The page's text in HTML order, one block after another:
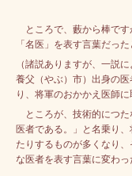
ところで、藪から棒です
「名医」を表す言葉だっ
（諸説ありますが、一説
養父（やぶ）市）出身の
り、将軍のおかかえ医師に
ところが、技術的につた
医者である。」と名乗り
たりするものが多くなり
な医者を表す言葉に変わっ